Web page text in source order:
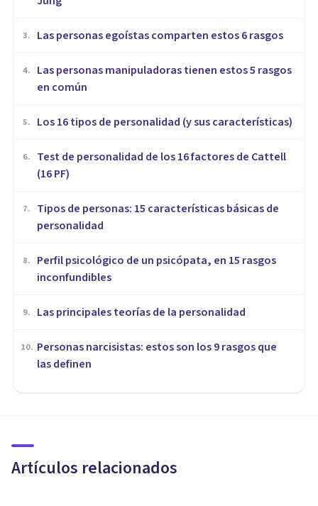
3. Las personas egoístas comparten estos 6 rasgos
4.
Las personas manipuladoras tienen estos 5 rasgos
en común
5. Los 16 tipos de personalidad (y sus características)
6.
Test de personalidad de los 16 factores de Cattell
(16 PF)
7.
Tipos de personas: 15 características básicas de
personalidad
8.
Perfil psicológico de un psicópata, en 15 rasgos
inconfundibles
9. Las principales teorías de la personalidad
10. Personas narcisistas: estos son los 9 rasgos que
las definen
Artículos relacionados
¿Qué puede revelar sobre tu
Eneagrama?